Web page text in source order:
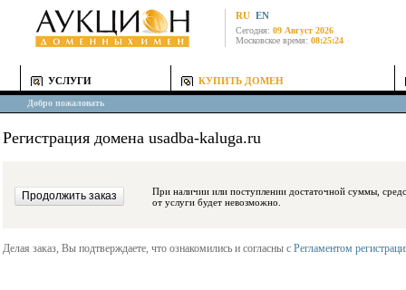
RU EN
Сегодня: 09 Август 2026
Московское время: 08:25:24
УСЛУГИ КУПИТЬ ДОМЕН
Добро пожаловать
Регистрация домена usadba-kaluga.ru
При наличии или поступлении достаточной суммы, средства будут
от услуги будет невозможно.
Делая заказ, Вы подтверждаете, что ознакомились и согласны с Регламентом